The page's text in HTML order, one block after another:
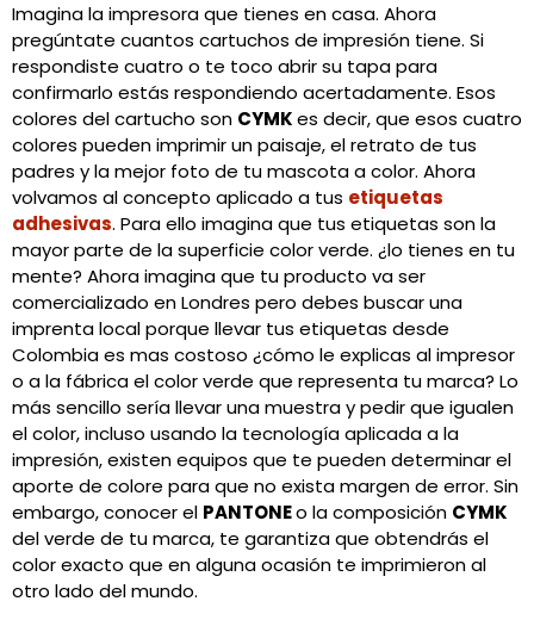
Imagina la impresora que tienes en casa. Ahora
pregúntate cuantos cartuchos de impresión tiene. Si
respondiste cuatro o te toco abrir su tapa para
confirmarlo estás respondiendo acertadamente. Esos
colores del cartucho son CYMKes decir, que esos cuatro
colores pueden imprimir un paisaje, el retrato de tus
padres y la mejor foto de tu mascota a color. Ahora
volvamos al concepto aplicado a tus etiquetas
adhesivas. Para ello imagina que tus etiquetas son la
mayor parte de la superficie color verde. ¿lo tienes en tu
mente? Ahora imagina que tu producto va ser
comercializado en Londres pero debes buscar una
imprenta local porque llevar tus etiquetas desde
Colombia es mas costoso ¿cómo le explicas al impresor
o a la fábrica el color verde que representa tu marca? Lo
más sencillo sería llevar una muestra y pedir que igualen
el color, incluso usando la tecnología aplicada a la
impresión, existen equipos que te pueden determinar el
aporte de colore para que no exista margen de error. Sin
embargo, conocer el PANTONEo la composición CYMK
del verde de tu marca, te garantiza que obtendrás el
color exacto que en alguna ocasión te imprimieron al
otro lado del mundo.